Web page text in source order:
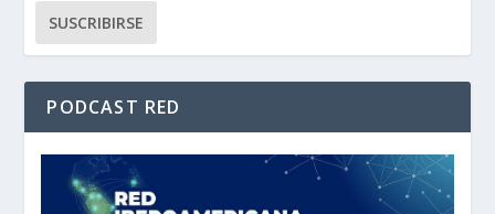
PODCAST RED